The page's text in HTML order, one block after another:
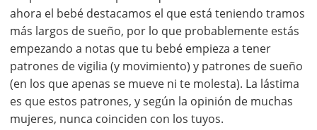
ahora el bebé destacamos el que está teniendo tramos
más largos de sueño, por lo que probablemente estás
empezando a notas que tu bebé empieza a tener
patrones de vigilia (y movimiento) y patrones de sueño
(en los que apenas se mueve ni te molesta). La lástima
es que estos patrones, y según la opinión de muchas
mujeres, nunca coinciden con los tuyos.